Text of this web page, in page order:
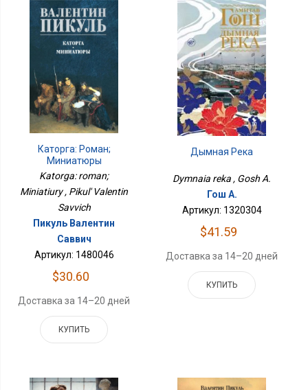
Каторга: Роман;
Миниатюры
Katorga: roman;
Miniatiury , Pikul' Valentin
Savvich
Пикуль Валентин
Саввич
Артикул: 1480046
$30.60
Доставка за 14–20 дней
КУПИТЬ
Дымная Река
Dymnaia reka , Gosh A.
Гош А.
Артикул: 1320304
$41.59
Доставка за 14–20 дней
КУПИТЬ